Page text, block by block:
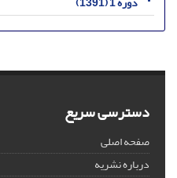
دسترسی سریع
صفحه اصلی
درباره نشریه